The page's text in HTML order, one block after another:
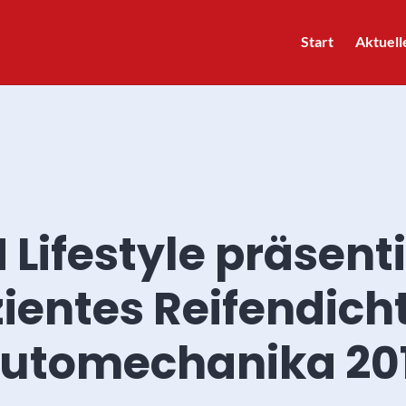
Start
Lifestyle